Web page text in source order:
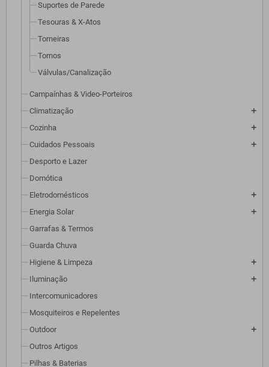
Suportes de Parede
Tesouras & X-Atos
Torneiras
Tornos
Válvulas/Canalização
Campaínhas & Video-Porteiros
Climatização
add
Cozinha add
Cuidados Pessoais add
Desporto e Lazer
Domótica
Eletrodomésticos
add
Energia Solar add
Garrafas & Termos
Guarda Chuva
Higiene & Limpeza
add
Iluminação add
Intercomunicadores
Mosquiteiros e Repelentes
Outdoor
add
Outros Artigos
Pilhas & Baterias